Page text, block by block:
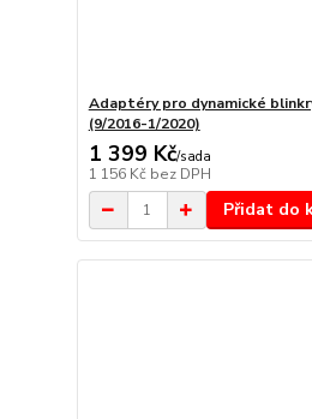
Adaptéry pro dynamické
(9/2016-1/2020)
1 399 Kč/sada
1 156 Kč bez DPH
Přidat do